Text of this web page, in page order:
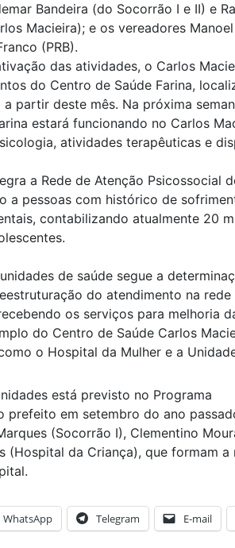
Bandeira (do Socorrão I e II) e
Macieira); e os vereadores Manoel
(PRB).
das atividades, o Carlos
do Centro de Saúde Farina,
partir deste mês. Na próxima
estará funcionando no Carlos
atividades terapêuticas e
a Rede de Atenção Psicossocial
a pessoas com histórico de
contabilizando atualmente 20
de saúde segue a
do atendimento na rede
os serviços para melhoria
do Centro de Saúde Carlos
o Hospital da Mulher e a
está previsto no Programa
prefeito em setembro do ano
(Socorrão I), Clementino
(Hospital da Criança), que formam a
WhatsApp Telegram E-mail